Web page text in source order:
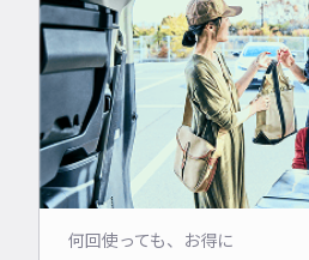
何回使っても、お得に